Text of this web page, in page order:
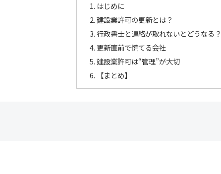
はじめに
建設業許可の更新とは？
行政書士と連絡が取れないとどうなる？
更新直前で慌てる会社
建設業許可は“管理”が大切
【まとめ】